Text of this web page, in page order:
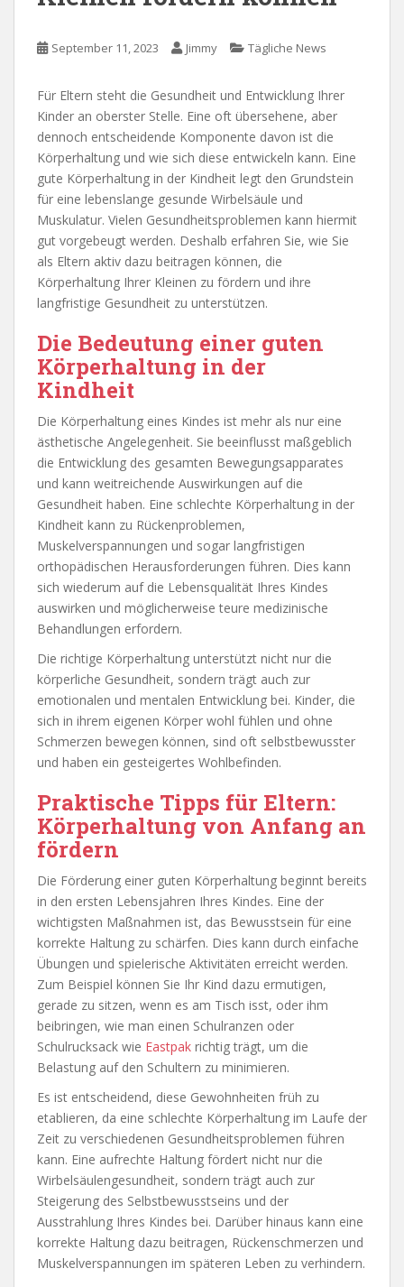
September 11, 2023 Jimmy Tägliche News
Für Eltern steht die Gesundheit und Entwicklung Ihrer
Kinder an oberster Stelle. Eine oft übersehene, aber
dennoch entscheidende Komponente davon ist die
Körperhaltung und wie sich diese entwickeln kann. Eine
gute Körperhaltung in der Kindheit legt den Grundstein
für eine lebenslange gesunde Wirbelsäule und
Muskulatur. Vielen Gesundheitsproblemen kann hiermit
gut vorgebeugt werden. Deshalb erfahren Sie, wie Sie
als Eltern aktiv dazu beitragen können, die
Körperhaltung Ihrer Kleinen zu fördern und ihre
langfristige Gesundheit zu unterstützen.
Die Bedeutung einer guten
Körperhaltung in der
Kindheit
Die Körperhaltung eines Kindes ist mehr als nur eine
ästhetische Angelegenheit. Sie beeinflusst maßgeblich
die Entwicklung des gesamten Bewegungsapparates
und kann weitreichende Auswirkungen auf die
Gesundheit haben. Eine schlechte Körperhaltung in der
Kindheit kann zu Rückenproblemen,
Muskelverspannungen und sogar langfristigen
orthopädischen Herausforderungen führen. Dies kann
sich wiederum auf die Lebensqualität Ihres Kindes
auswirken und möglicherweise teure medizinische
Behandlungen erfordern.
Die richtige Körperhaltung unterstützt nicht nur die
körperliche Gesundheit, sondern trägt auch zur
emotionalen und mentalen Entwicklung bei. Kinder, die
sich in ihrem eigenen Körper wohl fühlen und ohne
Schmerzen bewegen können, sind oft selbstbewusster
und haben ein gesteigertes Wohlbefinden.
Praktische Tipps für Eltern:
Körperhaltung von Anfang an
fördern
Die Förderung einer guten Körperhaltung beginnt bereits
in den ersten Lebensjahren Ihres Kindes. Eine der
wichtigsten Maßnahmen ist, das Bewusstsein für eine
korrekte Haltung zu schärfen. Dies kann durch einfache
Übungen und spielerische Aktivitäten erreicht werden.
Zum Beispiel können Sie Ihr Kind dazu ermutigen,
gerade zu sitzen, wenn es am Tisch isst, oder ihm
beibringen, wie man einen Schulranzen oder
Schulrucksack wie Eastpak richtig trägt, um die
Belastung auf den Schultern zu minimieren.
Es ist entscheidend, diese Gewohnheiten früh zu
etablieren, da eine schlechte Körperhaltung im Laufe der
Zeit zu verschiedenen Gesundheitsproblemen führen
kann. Eine aufrechte Haltung fördert nicht nur die
Wirbelsäulengesundheit, sondern trägt auch zur
Steigerung des Selbstbewusstseins und der
Ausstrahlung Ihres Kindes bei. Darüber hinaus kann eine
korrekte Haltung dazu beitragen, Rückenschmerzen und
Muskelverspannungen im späteren Leben zu verhindern.